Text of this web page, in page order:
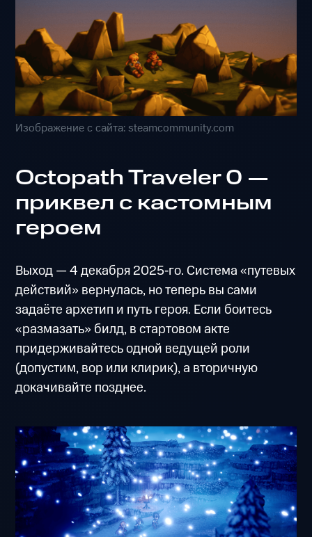
Изображение с сайта: steamcommunity.com
Octopath Traveler 0 —
приквел с кастомным
героем
Выход — 4 декабря 2025‑го. Система «путевых
действий» вернулась, но теперь вы сами
задаёте архетип и путь героя. Если боитесь
«размазать» билд, в стартовом акте
придерживайтесь одной ведущей роли
(допустим, вор или клирик), а вторичную
докачивайте позднее.